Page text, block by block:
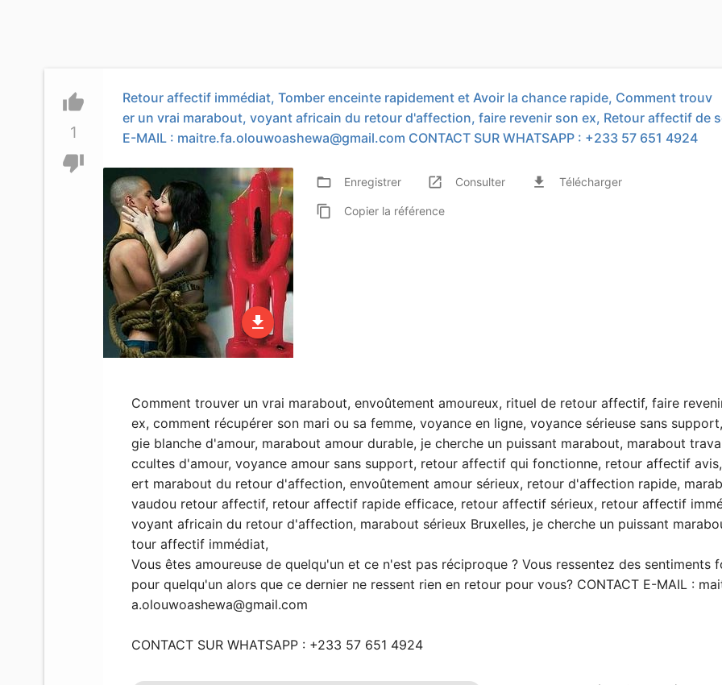
thumb_up
1
thumb_down
Retour affectif immédiat, Tomber enceinte rapidement et Avoir la chance rapide, Comment trouv
er un vrai marabout, voyant africain du retour d'affection, faire revenir son ex, Retour affectif de
E-MAIL : maitre.fa.olouwoashewa@gmail.com CONTACT SUR WHATSAPP : +233 57 651 4924
file_download
folder_open Enregistrer launch Consulter file_download Télécharger
content_copy Copier la référence
Comment trouver un vrai marabout, envoûtement amoureux, rituel de retour affectif, faire
ex, comment récupérer son mari ou sa femme, voyance en ligne, voyance sérieuse sans
gie blanche d'amour, marabout amour durable, je cherche un puissant marabout, marabout
ccultes d'amour, voyance amour sans support, retour affectif qui fonctionne, retour affectif
ert marabout du retour d'affection, envoûtement amour sérieux, retour d'affection rapide,
vaudou retour affectif, retour affectif rapide efficace, retour affectif sérieux, retour affectif
voyant africain du retour d'affection, marabout sérieux Bruxelles, je cherche un puissant
tour affectif immédiat,
Vous êtes amoureuse de quelqu'un et ce n'est pas réciproque ? Vous ressentez des sentiments
pour quelqu'un alors que ce dernier ne ressent rien en retour pour vous? CONTACT E-MAIL :
a.olouwoashewa@gmail.com
CONTACT SUR WHATSAPP : +233 57 651 4924